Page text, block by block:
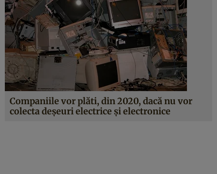
Companiile vor plăti, din 2020, dacă nu vor
colecta deşeuri electrice şi electronice